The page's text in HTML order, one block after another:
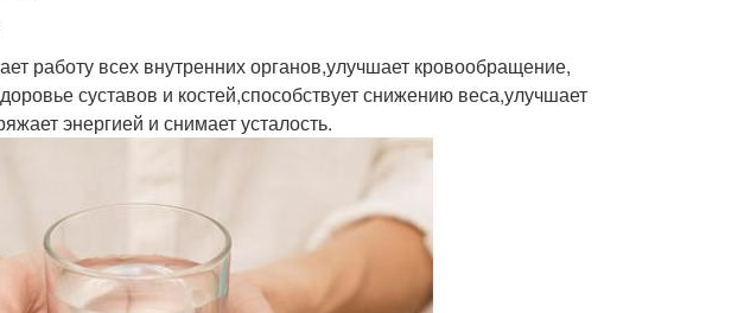
работу всех внутренних органов,улучшает кровообращение,
суставов и костей,способствует снижению веса,улучшает
энергией и снимает усталость.